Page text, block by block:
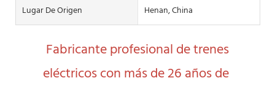
Lugar De Origen
Henan, China
eléctricos con más de 26 años de